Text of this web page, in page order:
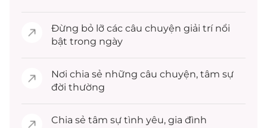
Đừng bỏ lỡ các câu chuyện giải trínổi
bật trong ngày
Nơi chia sẻ những câu chuyện, tâm sự
đời thường
Chia sẻ tâm sự tình yêu, gia đình